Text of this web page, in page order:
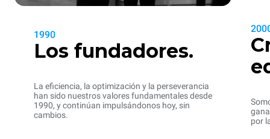
1990
Los fundadores.
La eficiencia, la optimización y la perseverancia
han sido nuestros valores fundamentales desde
1990, y continúan impulsándonos hoy, sin
cambios.
por